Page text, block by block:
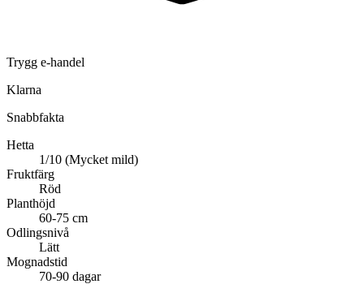
Trygg e-handel
Klarna
Snabbfakta
Hetta
1/10 (Mycket mild)
Fruktfärg
Röd
Planthöjd
60-75 cm
Odlingsnivå
Lätt
Mognadstid
70-90 dagar